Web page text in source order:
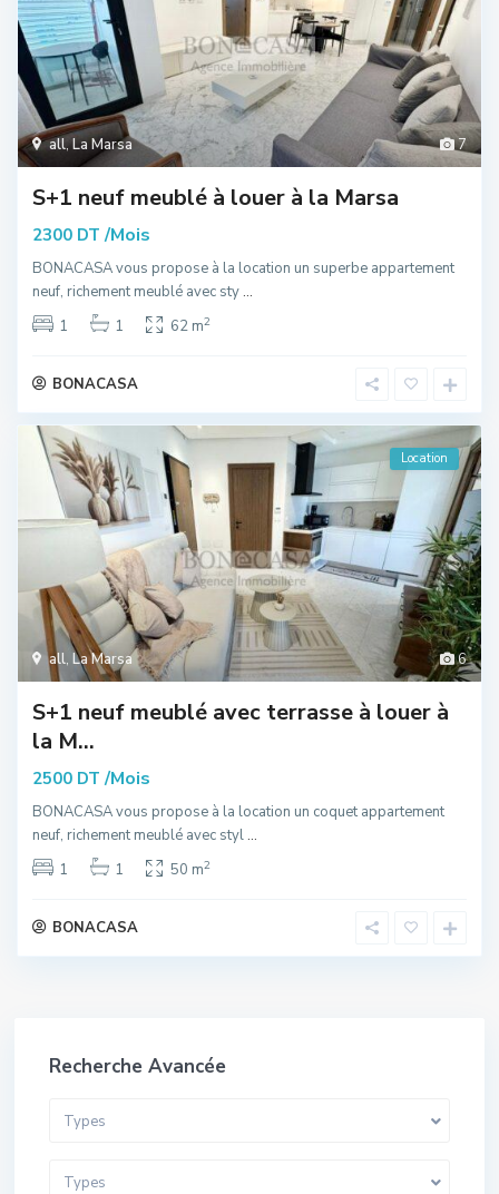
7
all,La Marsa
S+1 neuf meublé à louer à la Marsa
2300 DT /Mois
BONACASA vous propose à la location un superbe appartement
neuf, richement meublé avec sty...
1
1 62 m2
BONACASA
6
all, La Marsa
Location
S+1 neuf meublé avec terrasse à louer à
la M...
2500 DT /Mois
BONACASA vous propose à la location un coquet appartement
neuf, richement meublé avec styl...
1
1 50 m2
BONACASA
Recherche Avancée
Types
Types